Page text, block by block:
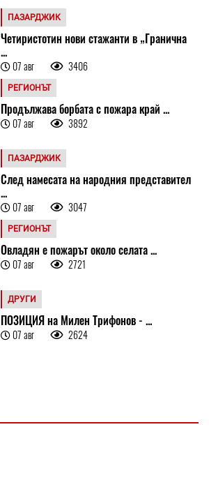
ПАЗАРДЖИК
Четиристотин нови стажанти в „Гранична
...
07 авг 3406
РЕГИОНЪТ
Продължава борбата с пожара край ...
07 авг 3892
ПАЗАРДЖИК
След намесата на народния представител
...
07 авг 3047
РЕГИОНЪТ
Овладян е пожарът около селата ...
07 авг 2721
ДРУГИ
ПОЗИЦИЯ на Милен Трифонов - ...
07 авг 2624